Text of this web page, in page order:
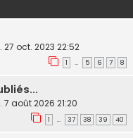
27 oct. 2023 22:52
1 … 5 6 7 8
7 août 2026 21:20
1 … 37 38 39 40